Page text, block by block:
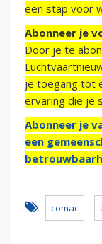
een stap voor
Abonneer je
Door je te
je toegang tot
ervaring die je
Abonneer je
een
comac